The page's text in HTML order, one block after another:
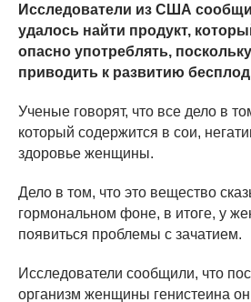
Исследователи из США
удалось найти продукт,
опасно употреблять,
приводить к развитию
Ученые говорят, что все дело в
который содержится в сои,
здоровье женщины.
Дело в том, что это вещество
гормональном фоне, в итоге, у
появиться проблемы с зачатием.
Исследователи сообщили, что
организм женщины генистеина